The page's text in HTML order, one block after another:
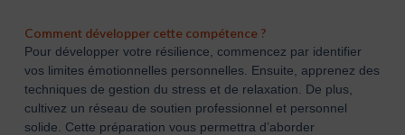
Comment développer cette compétence ?
Pour développer votre résilience, commencez par identifier
vos limites émotionnelles personnelles. Ensuite, apprenez des
techniques de gestion du stress et de relaxation. De plus,
cultivez un réseau de soutien professionnel et personnel
solide. Cette préparation vous permettra d’aborder